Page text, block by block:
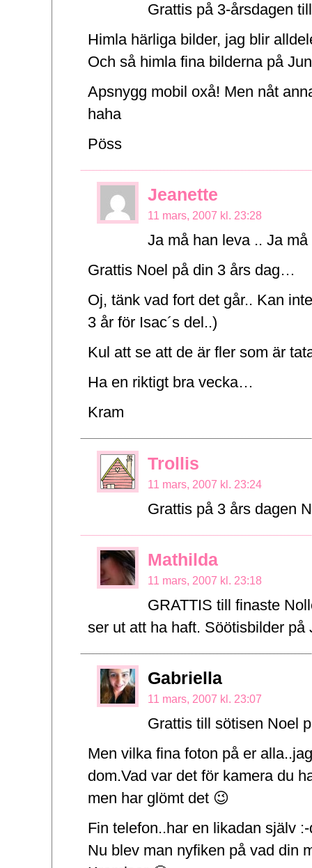
Grattis på 3-årsdagen
Himla härliga bilder, jag blir
Och så himla fina bilderna på
Apsnygg mobil oxå! Men nåt
haha
Pöss
Jeanette
11 mars, 2007 kl. 23:28
Ja må han leva .. Ja
Grattis Noel på din 3 års dag…
Oj, tänk vad fort det går.. Kan
3 år för Isac´s del..)
Kul att se att de är fler som är
Ha en riktigt bra vecka…
Kram
Trollis
11 mars, 2007 kl. 23:24
Grattis på 3 års dagen
Mathilda
11 mars, 2007 kl. 23:18
GRATTIS till finaste
ser ut att ha haft. Söötisbilder
Gabriella
11 mars, 2007 kl. 23:07
Grattis till sötisen Noel
Men vilka fina foton på er
dom.Vad var det för kamera du
men har glömt det 😉
Fin telefon..har en likadan själv
Nu blev man nyfiken på vad din